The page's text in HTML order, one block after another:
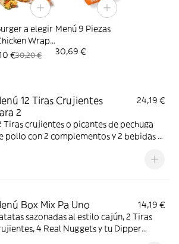
a elegir
Wrap
+ 10
€30,20 €
Menú 9 Piezas
30,69 €
12 Tiras Crujientes
2
24,19 €
Tiras crujientes o picantes de pechuga
pollo con 2 complementos y 2 bebidas a
Box Mix Pa Uno
14,19 €
sazonadas al estilo cajún, 2 Tiras
4 Real Nuggets y tu Dipper